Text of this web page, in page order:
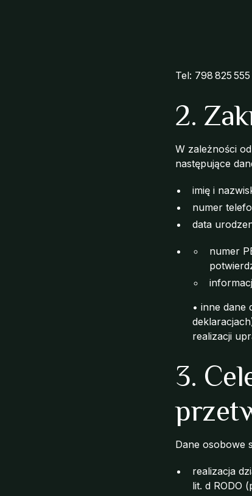
Tel: 798 825 555
2.
W zależności
następujące
imię i
numer
data
numer
• inne dane
realizacji
3.
Dane osobowe
realizacja
lit. d RODO